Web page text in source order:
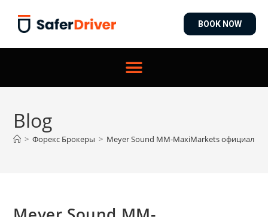
BOOK NOW
Blog
> Форекс Брокеры > Meyer Sound MM-MaxiMarkets